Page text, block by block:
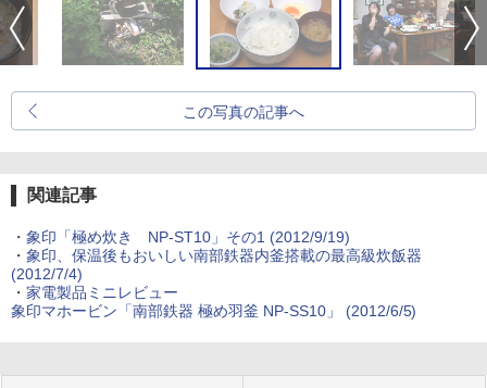
この写真の記事へ
関連記事
・ 象印「極め炊き NP-ST10」その1 (2012/9/19)
・ 象印、保温後もおいしい南部鉄器内釜搭載の最高級炊飯器
(2012/7/4)
・ 家電製品ミニレビュー
象印マホービン「南部鉄器 極め羽釜 NP-SS10」 (2012/6/5)